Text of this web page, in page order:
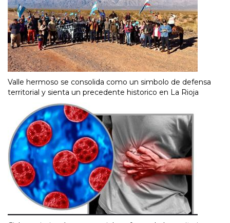
Valle hermoso se consolida como un simbolo de defensa
territorial y sienta un precedente historico en La Rioja